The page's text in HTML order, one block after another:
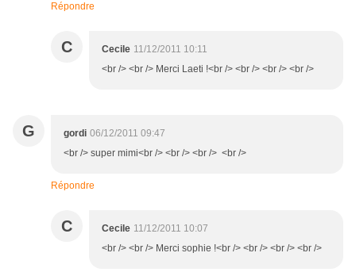
Répondre
C Cecile 11/12/2011 10:11
<br /> <br /> Merci Laeti !<br /> <br /> <br /> <br />
G gordi 06/12/2011 09:47
<br /> super mimi<br /> <br /> <br /> <br />
Répondre
C Cecile 11/12/2011 10:07
<br /> <br /> Merci sophie !<br /> <br /> <br /> <br />